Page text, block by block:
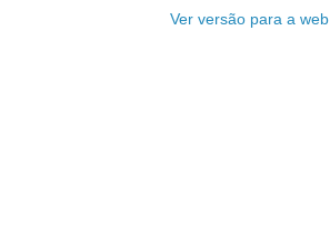
Ver versão para a web